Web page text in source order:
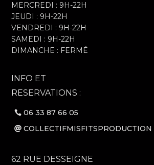
MERCREDI : 9H-22H
JEUDI : 9H-22H
VENDREDI : 9H-22H
SAMEDI : 9H-22H
DIMANCHE : FERMÉ
INFO ET
RESERVATIONS :
06 33 87 66 05
COLLECTIFMISFITSPRODUCTION
62 RUE DESSEIGNE